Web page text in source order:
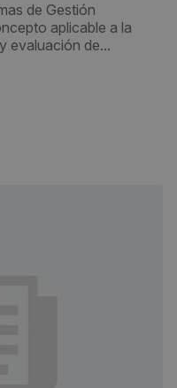
de Gestión
aplicable a la
evaluación de...